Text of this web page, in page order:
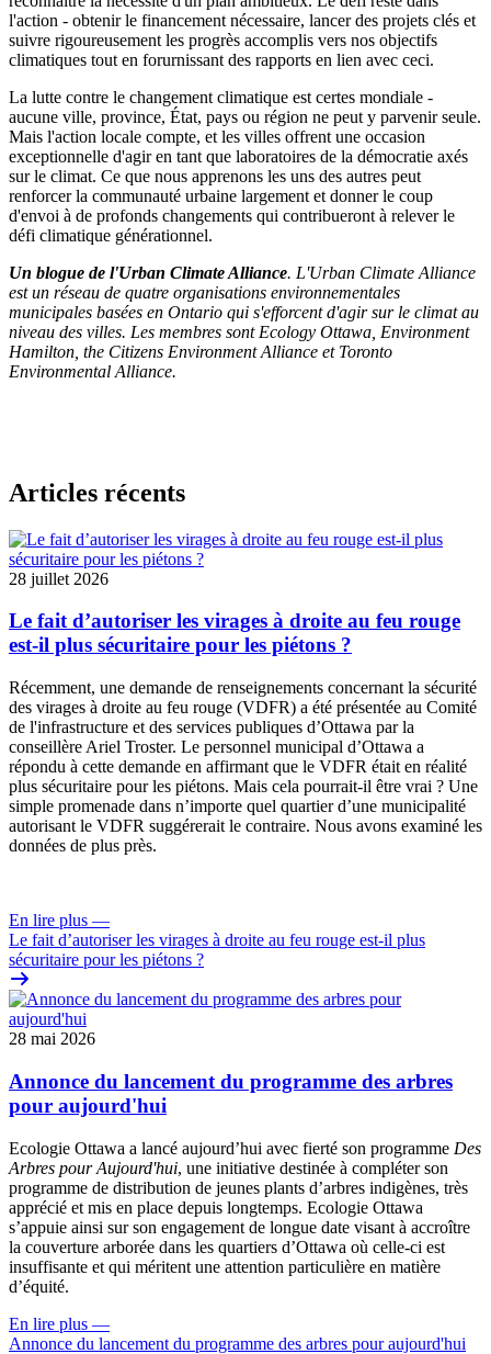
l'action - obtenir le financement nécessaire, lancer des projets clés et
suivre rigoureusement les progrès accomplis vers nos objectifs
climatiques tout en forurnissant des rapports en lien avec ceci.
La lutte contre le changement climatique est certes mondiale -
aucune ville, province, État, pays ou région ne peut y parvenir seule.
Mais l'action locale compte, et les villes offrent une occasion
exceptionnelle d'agir en tant que laboratoires de la démocratie axés
sur le climat. Ce que nous apprenons les uns des autres peut
renforcer la communauté urbaine largement et donner le coup
d'envoi à de profonds changements qui contribueront à relever le
défi climatique générationnel.
Un blogue de l'Urban Climate Alliance. L'Urban Climate Alliance
est un réseau de quatre organisations environnementales
municipales basées en Ontario qui s'efforcent d'agir sur le climat au
niveau des villes. Les membres sont Ecology Ottawa, Environment
Hamilton, the Citizens Environment Alliance et Toronto
Environmental Alliance.
Articles récents
28 juillet 2026
Le fait d’autoriser les virages à droite au feu rouge
est-il plus sécuritaire pour les piétons ?
Récemment, une demande de renseignements concernant la sécurité
des virages à droite au feu rouge (VDFR) a été présentée au Comité
de l'infrastructure et des services publiques d’Ottawa par la
conseillère Ariel Troster. Le personnel municipal d’Ottawa a
répondu à cette demande en affirmant que le VDFR était en réalité
plus sécuritaire pour les piétons. Mais cela pourrait-il être vrai ? Une
simple promenade dans n’importe quel quartier d’une municipalité
autorisant le VDFR suggérerait le contraire. Nous avons examiné les
données de plus près.
En lire plus —
Le fait d’autoriser les virages à droite au feu rouge est-il plus
sécuritaire pour les piétons ?
28 mai 2026
Annonce du lancement du programme des arbres
pour aujourd'hui
Ecologie Ottawa a lancé aujourd’hui avec fierté son programme Des
Arbres pour Aujourd'hui, une initiative destinée à compléter son
programme de distribution de jeunes plants d’arbres indigènes, très
apprécié et mis en place depuis longtemps. Ecologie Ottawa
s’appuie ainsi sur son engagement de longue date visant à accroître
la couverture arborée dans les quartiers d’Ottawa où celle-ci est
insuffisante et qui méritent une attention particulière en matière
d’équité.
En lire plus —
Annonce du lancement du programme des arbres pour aujourd'hui